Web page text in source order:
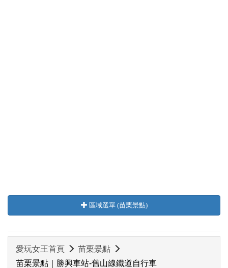
區域選單 (苗栗景點)
愛玩女王首頁
苗栗景點
苗栗景點｜勝興車站-舊山線鐵道自行車